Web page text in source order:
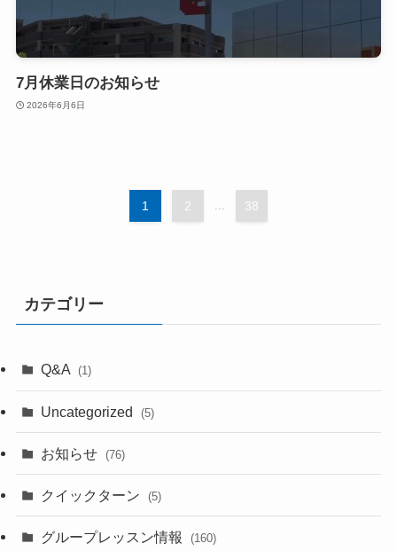
7月休業日のお知らせ
2026年6月6日
1 2 ... 38
カテゴリー
Q&A (1)
Uncategorized (5)
お知らせ (76)
クイックターン (5)
グループレッスン情報 (160)